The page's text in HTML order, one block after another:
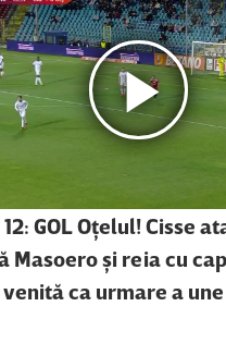
GOL Oţelul! Cisse
Masoero şi reia cu
venită ca urmare a